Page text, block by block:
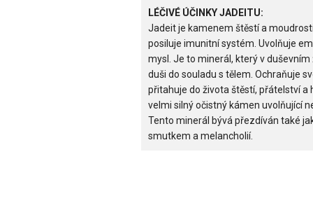
LÉČIVÉ ÚČINKY JADEITU:
Jadeit je kamenem štěstí a
posiluje imunitní systém. Uvolňuje
mysl. Je to minerál, který v
duši do souladu s tělem. Ochraňuje
přitahuje do života štěstí, přátelství a
velmi silný očistný kámen uvolňující
Tento minerál bývá přezdíván také
smutkem a melancholií.